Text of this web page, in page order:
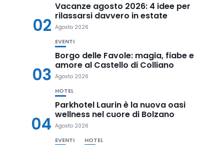
02
Vacanze agosto 2026: 4 idee per
rilassarsi davvero in estate
Agosto 2026
03
EVENTI
Borgo delle Favole: magia, fiabe e
amore al Castello di Colliano
Agosto 2026
04
HOTEL
Parkhotel Laurin è la nuova oasi
wellness nel cuore di Bolzano
Agosto 2026
EVENTI HOTEL